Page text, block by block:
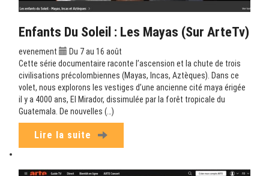
Enfants Du Soleil : Les Mayas (sur ArteTv)
evenement
Du 7 au 16 août
Cette série documentaire raconte l’ascension et la chute de trois
civilisations précolombiennes (Mayas, Incas, Aztèques). Dans ce
volet, nous explorons les vestiges d’une ancienne cité maya érigée
il y a 4000 ans, El Mirador, dissimulée par la forêt tropicale du
Guatemala. De nouvelles (…)
Lire la suite